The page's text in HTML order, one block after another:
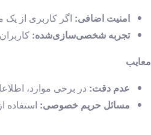
امنیت اضافی: اگر کاربری از
تجربه شخصی‌سازی‌شده:
معایب
عدم دقت: در برخی موارد،
مسائل حریم خصوصی: